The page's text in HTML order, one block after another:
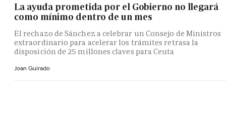
La ayuda prometida por el Gobierno no llegará
como mínimo dentro de un mes
El rechazo de Sánchez a celebrar un Consejo de Ministros
extraordinario para acelerar los trámites retrasa la
disposición de 25 millones claves para Ceuta
Joan Guirado